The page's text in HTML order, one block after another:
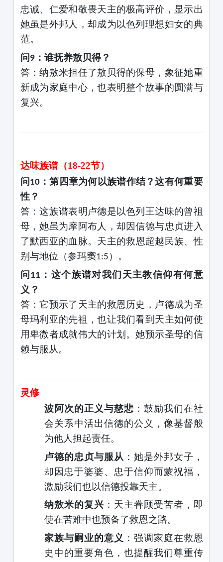
忠诚、仁爱和敬畏天主的极高评价，显示出
她虽是外邦人，却成为以色列理想妇女的典
范。
问9：谁抚养敖贝得？
答：纳敖米担任了敖贝得的保母，象征她重
新成为家庭中心，也表明整个故事的圆满与
复兴。
达味族谱（18-22节）
问 10：第四章为何以族谱作结？这有何重要
性？
答：这族谱表明卢德是以色列王达味的曾祖
母，她虽为摩阿布人，却因信德与忠贞进入
了默西亚的血脉。天主的救恩超越民族、性
别与地位（参玛窦1:5 ）。
问11 ：这个族谱对我们天主教信仰有何意
义？
答：它预示了天主的救恩历史，卢德成为圣
母玛利亚的先祖，也让我们看到天主如何使
用卑微者成就伟大的计划。她预示圣母的信
赖与服从。
灵修
波阿次的正义与慈悲 ：鼓励我们在社
会关系中活出信德的公义，像基督般
为他人担起责任。
卢德的忠贞与服从 ：她是外邦女子，
却因忠于婆婆、忠于信仰而蒙祝福，
激励我们也以信德投靠天主。
纳敖米的复兴 ：天主眷顾受苦者，即
使在苦难中也预备了救恩之路。
家族与嗣业的意义 ：强调家庭在救恩
史中的重要角色，也提醒我们尊重传